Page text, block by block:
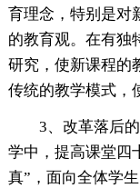
育理念，特别是对
的教育观。在有独
研究，使新课程的
传统的教学模式，
3、改革落后
学中，提高课堂四
真”，面向全体学